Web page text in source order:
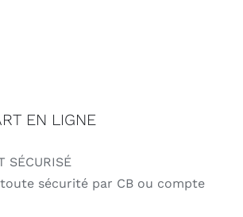
EN LIGNE
SÉCURISÉ
toute sécurité par CB ou compte